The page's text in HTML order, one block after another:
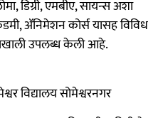
डिग्री, एमबीए, सायन्स अशा
ॲनिमेशन कोर्स यासह विविध
उपलब्ध केली आहे.
विद्यालय सोमेश्वरनगर